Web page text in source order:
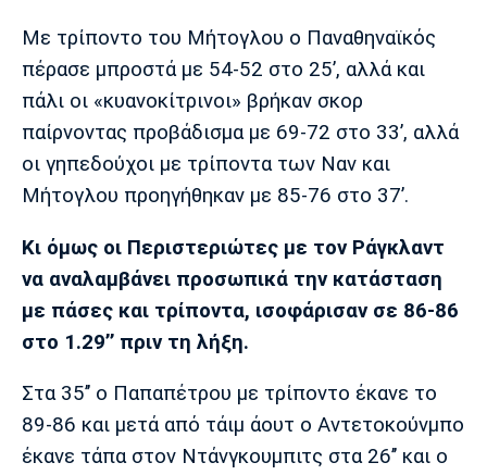
Μπορούσια
Ντόρτμουντ
Παρί Σεν
Ζερμέν
Αστέρας
Πόρτο
Με τρίποντο του Μήτογλου ο Παναθηναϊκός
πέρασε μπροστά με 54-52 στο 25’, αλλά και
πάλι οι «κυανοκίτρινοι» βρήκαν σκορ
παίρνοντας προβάδισμα με 69-72 στο 33’, αλλά
οι γηπεδούχοι με τρίποντα των Ναν και
Μήτογλου προηγήθηκαν με 85-76 στο 37’.
Κι όμως οι Περιστεριώτες με τον Ράγκλαντ
να αναλαμβάνει προσωπικά την κατάσταση
με πάσες και τρίποντα, ισοφάρισαν σε 86-86
στο 1.29’’ πριν τη λήξη.
Στα 35’’ ο Παπαπέτρου με τρίποντο έκανε το
89-86 και μετά από τάιμ άουτ ο Αντετοκούνμπο
έκανε τάπα στον Ντάνγκουμπιτς στα 26’’ και ο